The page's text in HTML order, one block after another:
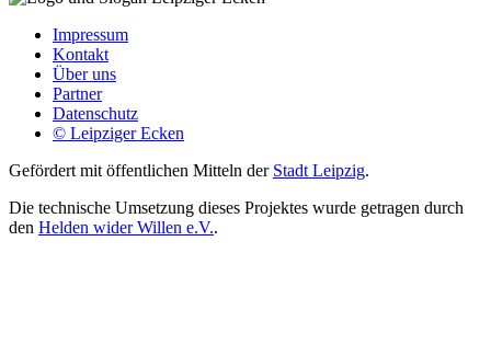
Impressum
Kontakt
Über uns
Partner
Datenschutz
© Leipziger Ecken
Gefördert mit öffentlichen Mitteln der Stadt Leipzig.
Die technische Umsetzung dieses Projektes wurde getragen durch
den Helden wider Willen e.V..